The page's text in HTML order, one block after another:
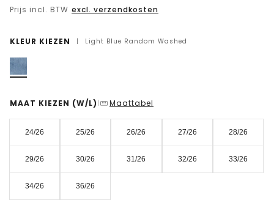
Prijs incl. BTW excl. verzendkosten
KLEUR KIEZEN | Light Blue Random Washed
MAAT KIEZEN (W/L) | Maattabel
24/26 25/26 26/26 27/26 28/26
29/26 30/26 31/26 32/26 33/26
34/26 36/26